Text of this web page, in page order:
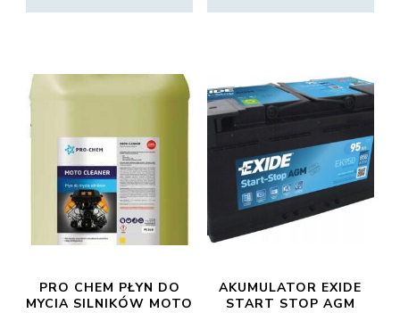
PRO CHEM PŁYN DO
MYCIA SILNIKÓW MOTO
AKUMULATOR EXIDE
START STOP AGM